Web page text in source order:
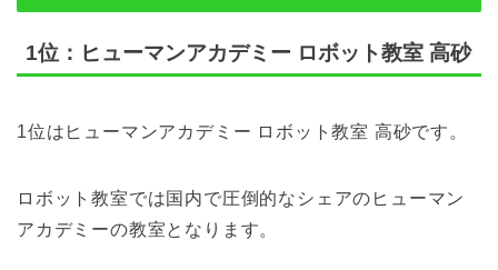
1位：ヒューマンアカデミー ロボット教室 高砂
1位はヒューマンアカデミー ロボット教室 高砂です。
ロボット教室では国内で圧倒的なシェアのヒューマン
アカデミーの教室となります。